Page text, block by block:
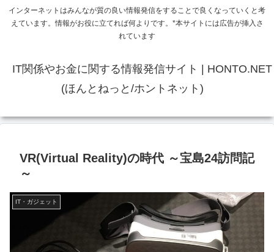
インターネットはみんなが質の良い情報発信をすることで良くなっていくと考
えています。情報がお役に立てれば何よりです。*本サイトには広告が挿入さ
れています
IT関係やお金に関する情報発信サイト | HONTO.NET
(ほんとねっと/ホントネット)
VR(Virtual Reality)の時代 ～宝島24訪問記
～
IT・ガジェット